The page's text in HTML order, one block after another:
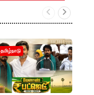
தமிழ்நாடு